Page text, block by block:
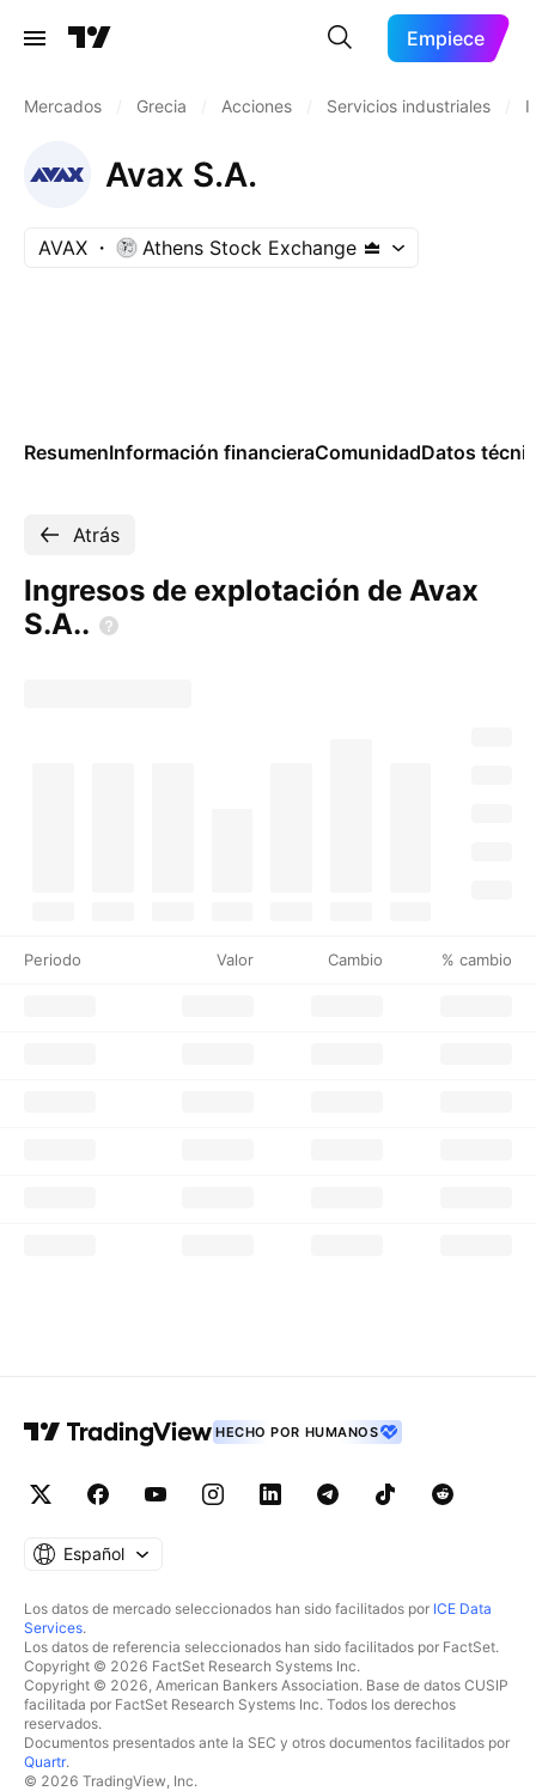
Empiece
Mercados Grecia Acciones Servicios industriales
Avax S.A.
AVAX Athens Stock Exchange
ResumenInformación financieraComunidadDatos
Atrás
Ingresos de explotación de Avax
S.A..
Periodo Valor Cambio % cambio
HECHO POR HUMANOS
Español
Los datos de mercado seleccionados han sido facilitados por ICE Data
Services.
Los datos de referencia seleccionados han sido facilitados por FactSet.
Copyright © 2026 FactSet Research Systems Inc.
Copyright © 2026, American Bankers Association. Base de datos CUSIP
facilitada por FactSet Research Systems Inc. Todos los derechos
reservados.
Documentos presentados ante la SEC y otros documentos facilitados por
Quartr.
© 2026 TradingView, Inc.